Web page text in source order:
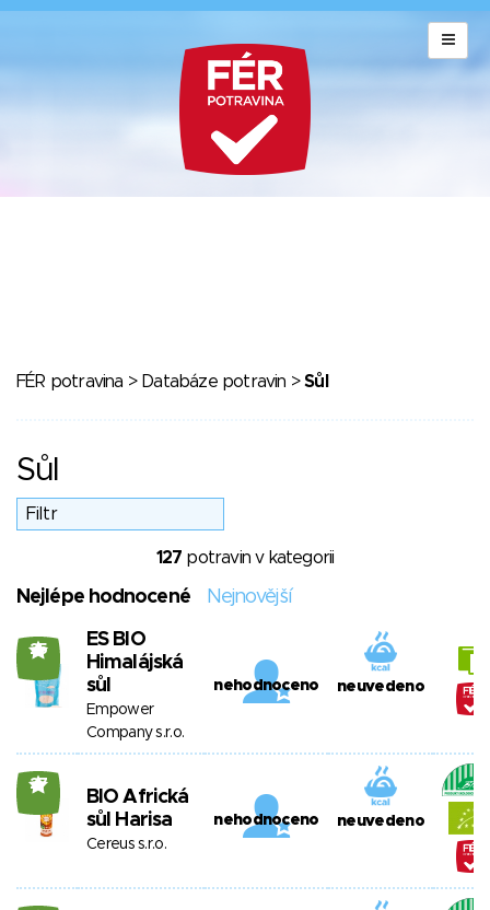
FÉR potravina > Databáze potravin >Sůl
Sůl
127 potravin v kategorii
Nejlépe hodnocené Nejnovější
25
ES BIO
Himalájská
sůl
Empower
Company s.r.o.
nehodnoceno neuvedeno
27
BIO Africká
sůl Harisa
Cereus s.r.o.
nehodnoceno neuvedeno